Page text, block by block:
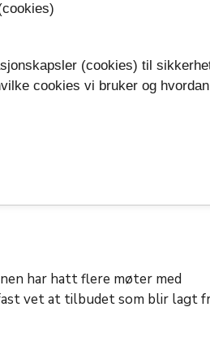
påkostede stasjonene i Horten
På veien hit kjørte mange
parkering for 600 biler. Denne
landbruksarealer. Den nye
for større deler av
færre
skal kunne forsvares nå da
skifte tog er vanskelig å forstå.
på denne måten, sier
stasjon.
har hatt flere møter med
vet at tilbudet som blir lagt
(cookies) til
cookies vi bruker og